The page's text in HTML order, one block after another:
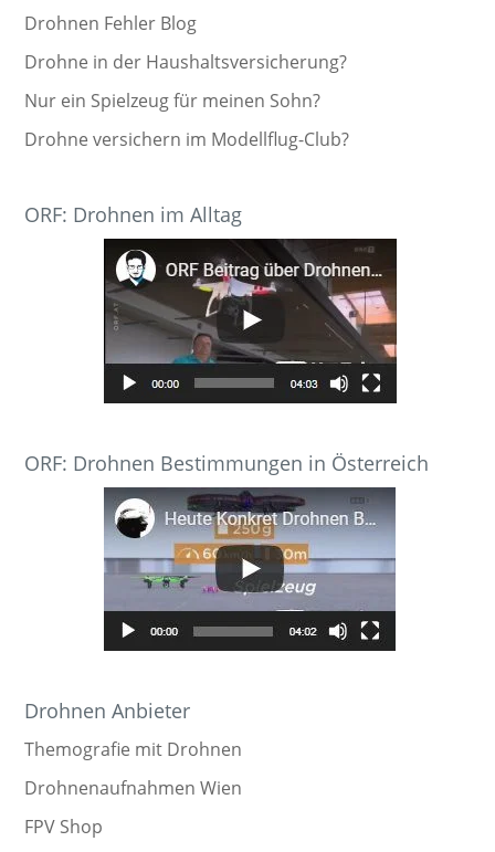
Drohnen Fehler Blog
Drohne in der Haushaltsversicherung?
Nur ein Spielzeug für meinen Sohn?
Drohne versichern im Modellflug-Club?
ORF: Drohnen im Alltag
ORF: Drohnen Bestimmungen in Österreich
Drohnen Anbieter
Themografie mit Drohnen
Drohnenaufnahmen Wien
FPV Shop